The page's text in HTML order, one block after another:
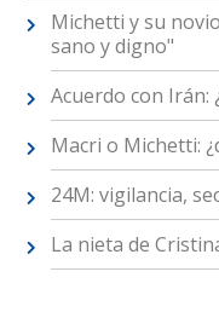
Michetti y su
sano y digno"
Acuerdo con Irán:
Macri o Michetti:
24M: vigilancia,
La nieta de